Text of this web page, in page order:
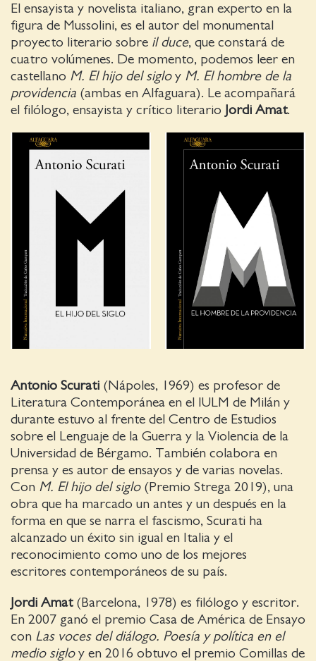
El ensayista y novelista italiano, gran experto en la
figura de Mussolini, es el autor del monumental
proyecto literario sobre il duce, que constará de
cuatro volúmenes. De momento, podemos leer en
castellano M. El hijo del siglo y M. El hombre de la
providencia (ambas en Alfaguara). Le acompañará
el filólogo, ensayista y crítico literario Jordi Amat.
Antonio Scurati (Nápoles, 1969) es profesor de
Literatura Contemporánea en el IULM de Milán y
durante estuvo al frente del Centro de Estudios
sobre el Lenguaje de la Guerra y la Violencia de la
Universidad de Bérgamo. También colabora en
prensa y es autor de ensayos y de varias novelas.
Con M. El hijo del siglo (Premio Strega 2019), una
obra que ha marcado un antes y un después en la
forma en que se narra el fascismo, Scurati ha
alcanzado un éxito sin igual en Italia y el
reconocimiento como uno de los mejores
escritores contemporáneos de su país.
Jordi Amat (Barcelona, 1978) es filólogo y escritor.
En 2007 ganó el premio Casa de América de Ensayo
con Las voces del diálogo. Poesía y política en el
medio sigloy en 2016 obtuvo el premio Comillas de